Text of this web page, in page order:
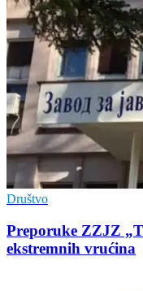
Društvo
Preporuke ZZJZ
ekstremnih vrućina